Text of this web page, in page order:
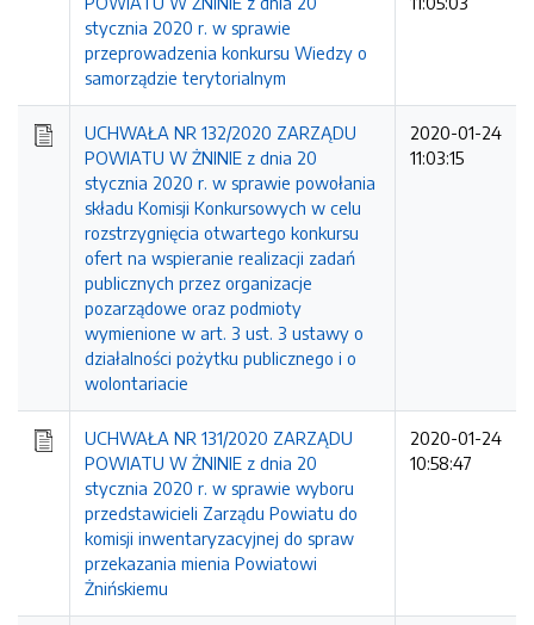
stycznia 2020 r. w sprawie
przeprowadzenia konkursu Wiedzy o
samorządzie terytorialnym
UCHWAŁA NR 132/2020 ZARZĄDU
POWIATU W ŻNINIE z dnia 20
stycznia 2020 r. w sprawie powołania
składu Komisji Konkursowych w celu
rozstrzygnięcia otwartego konkursu
ofert na wspieranie realizacji zadań
publicznych przez organizacje
pozarządowe oraz podmioty
wymienione w art. 3 ust. 3 ustawy o
działalności pożytku publicznego i o
wolontariacie
2020-01-24
11:03:15
UCHWAŁA NR 131/2020 ZARZĄDU
POWIATU W ŻNINIE z dnia 20
stycznia 2020 r. w sprawie wyboru
przedstawicieli Zarządu Powiatu do
komisji inwentaryzacyjnej do spraw
przekazania mienia Powiatowi
Żnińskiemu
2020-01-24
10:58:47